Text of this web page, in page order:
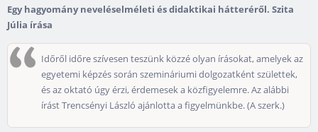
Egy hagyomány neveléselméleti és didaktikai hátteréről. Szita
Júlia írása
Időről időre szívesen teszünk közzé olyan írásokat, amelyek az
egyetemi képzés során szemináriumi dolgozatként születtek,
és az oktató úgy érzi, érdemesek a közfigyelemre. Az alábbi
írást Trencsényi László ajánlotta a figyelmünkbe. (A szerk.)